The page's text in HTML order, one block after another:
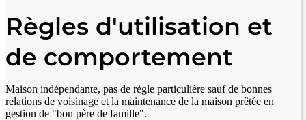
Règles d'utilisation et
de comportement
Maison indépendante, pas de règle particulière sauf de bonnes
relations de voisinage et la maintenance de la maison prêtée en
gestion de "bon père de famille".